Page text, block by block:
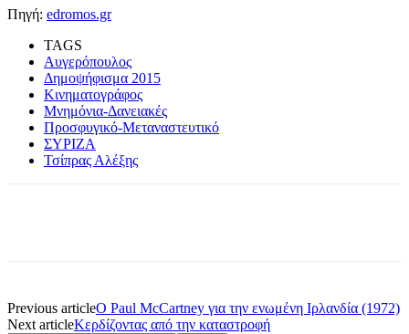
Πηγή: edromos.gr
TAGS
Αυγερόπουλος
Δημοψήφισμα 2015
Κινηματογράφος
Μνημόνια-Δανειακές
Προσφυγικό-Μεταναστευτικό
ΣΥΡΙΖΑ
Τσίπρας Αλέξης
Previous articleΟ Paul McCartney για την ενωμένη Ιρλανδία (1972)
Next articleΚερδίζοντας από την καταστροφή